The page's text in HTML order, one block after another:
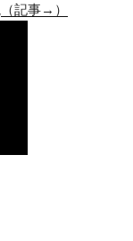
（記事→）